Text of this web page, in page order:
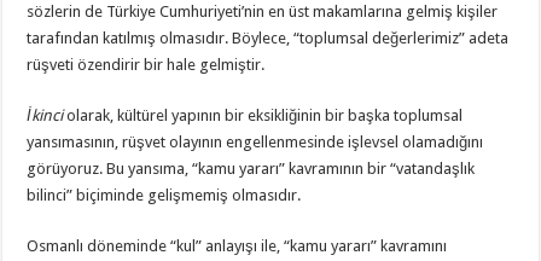
sözlerin de Türkiye Cumhuriyeti’nin en üst makamlarına gelmiş kişiler
tarafından katılmış olmasıdır. Böylece, “toplumsal değerlerimiz” adeta
rüşveti özendirir bir hale gelmiştir.
İkinciolarak, kültürel yapının bir eksikliğinin bir başka toplumsal
yansımasının, rüşvet olayının engellenmesinde işlevsel olamadığını
görüyoruz. Bu yansıma, “kamu yararı” kavramının bir “vatandaşlık
bilinci” biçiminde gelişmemiş olmasıdır.
Osmanlı döneminde “kul” anlayışı ile, “kamu yararı” kavramını